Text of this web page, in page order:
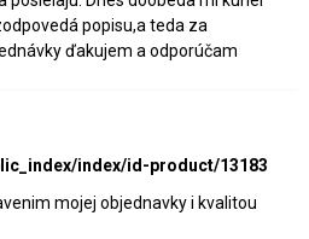
popisu,a teda za
ďakujem a odporúčam
index/id-product/13183
mojej objednavky i kvalitou